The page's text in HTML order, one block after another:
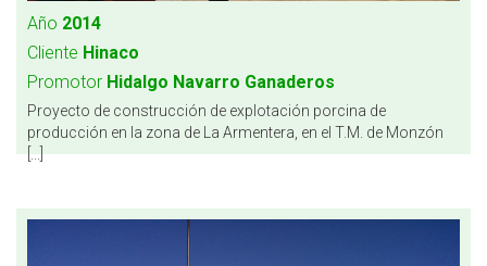
Año 2014
Cliente Hinaco
Promotor Hidalgo Navarro Ganaderos
Proyecto de construcción de explotación porcina de
producción en la zona de La Armentera, en el T.M. de Monzón